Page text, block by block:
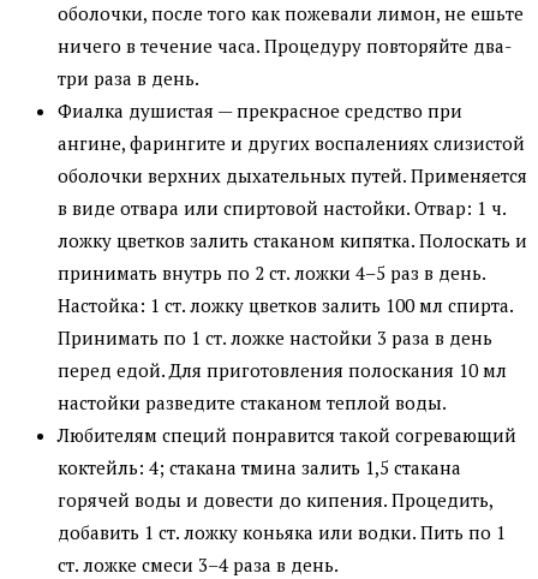
оболочки, после того как пожевали лимон, не ешьте
ничего в течение часа. Процедуру повторяйте два-
три раза в день.
Фиалка душистая — прекрасное средство при
ангине, фарингите и других воспалениях слизистой
оболочки верхних дыхательных путей. Применяется
в виде отвара или спиртовой настойки. Отвар: 1 ч.
ложку цветков залить стаканом кипятка. Полоскать и
принимать внутрь по 2 ст. ложки 4–5 раз в день.
Настойка: 1 ст. ложку цветков залить 100 мл спирта.
Принимать по 1 ст. ложке настойки 3 раза в день
перед едой. Для приготовления полоскания 10 мл
настойки разведите стаканом теплой воды.
Любителям специй понравится такой согревающий
коктейль: 4; стакана тмина залить 1,5 стакана
горячей воды и довести до кипения. Процедить,
добавить 1 ст. ложку коньяка или водки. Пить по 1
ст. ложке смеси 3–4 раза в день.